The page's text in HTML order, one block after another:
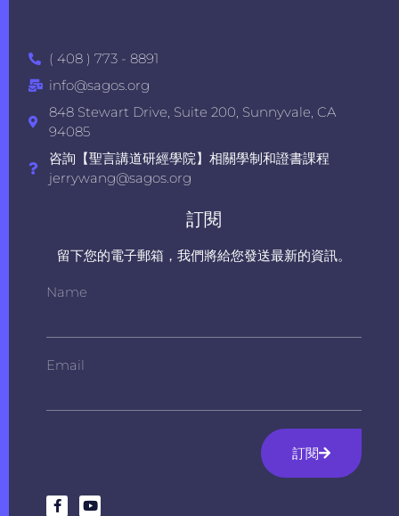
( 408 ) 773 - 8891
info@sagos.org
848 Stewart Drive, Suite 200, Sunnyvale, CA
94085
咨詢【聖言講道研經學院】相關學制和證書課程
jerrywang@sagos.org
訂閱
留下您的電子郵箱，我們將給您發送最新的資訊。
Name
Email
訂閱